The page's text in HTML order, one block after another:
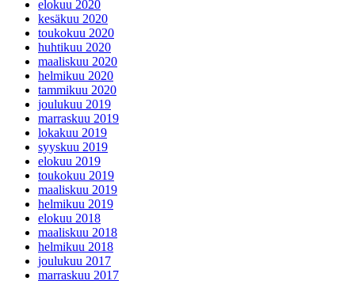
elokuu 2020
kesäkuu 2020
toukokuu 2020
huhtikuu 2020
maaliskuu 2020
helmikuu 2020
tammikuu 2020
joulukuu 2019
marraskuu 2019
lokakuu 2019
syyskuu 2019
elokuu 2019
toukokuu 2019
maaliskuu 2019
helmikuu 2019
elokuu 2018
maaliskuu 2018
helmikuu 2018
joulukuu 2017
marraskuu 2017